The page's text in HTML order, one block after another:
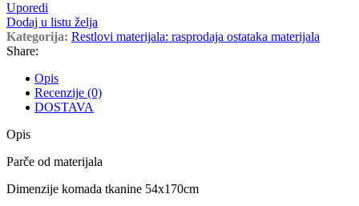
Uporedi
Dodaj u listu želja
Kategorija: Restlovi materijala: rasprodaja ostataka materijala
Share:
Opis
Recenzije (0)
DOSTAVA
Opis
Parče od materijala
Dimenzije komada tkanine 54x170cm